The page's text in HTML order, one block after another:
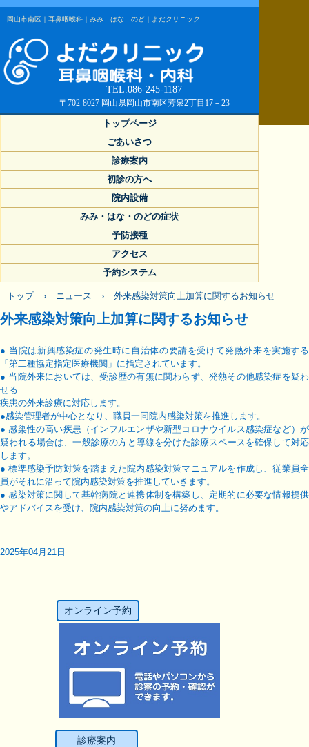
岡山市南区｜耳鼻咽喉科｜みみ はな のど｜よだクリニック
TEL.086-245-1187
〒702-8027 岡山県岡山市南区芳泉2丁目17－23
トップページ
ごあいさつ
診療案内
初診の方へ
院内設備
みみ・はな・のどの症状
予防接種
アクセス
予約システム
トップ › ニュース › 外来感染対策向上加算に関するお知らせ
外来感染対策向上加算に関するお知らせ
● 当院は新興感染症の発生時に自治体の要請を受けて発熱外来を実施する
「第二種協定指定医療機関」に指定されています。
● 当院外来においては、受診歴の有無に関わらず、発熱その他感染症を疑わ
せる
疾患の外来診療に対応します。
●感染管理者が中心となり、職員一同院内感染対策を推進します。
● 感染性の高い疾患（インフルエンザや新型コロナウイルス感染症など）が
疑われる場合は、一般診療の方と導線を分けた診療スペースを確保して対応
します。
● 標準感染予防対策を踏まえた院内感染対策マニュアルを作成し、従業員全
員がそれに沿って院内感染対策を推進していきます。
● 感染対策に関して基幹病院と連携体制を構築し、定期的に必要な情報提供
やアドバイスを受け、院内感染対策の向上に努めます。
2025年04月21日
オンライン予約
診療案内